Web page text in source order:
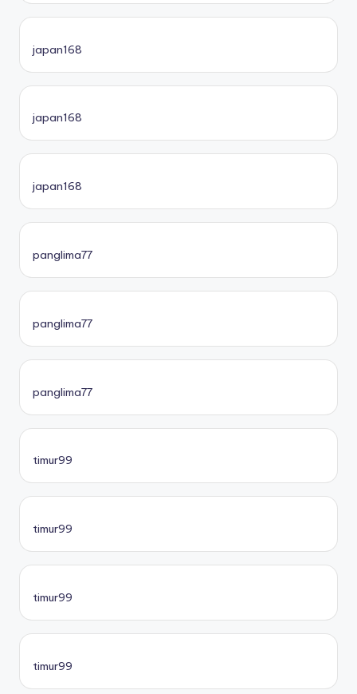
japan168
japan168
japan168
panglima77
panglima77
panglima77
timur99
timur99
timur99
timur99